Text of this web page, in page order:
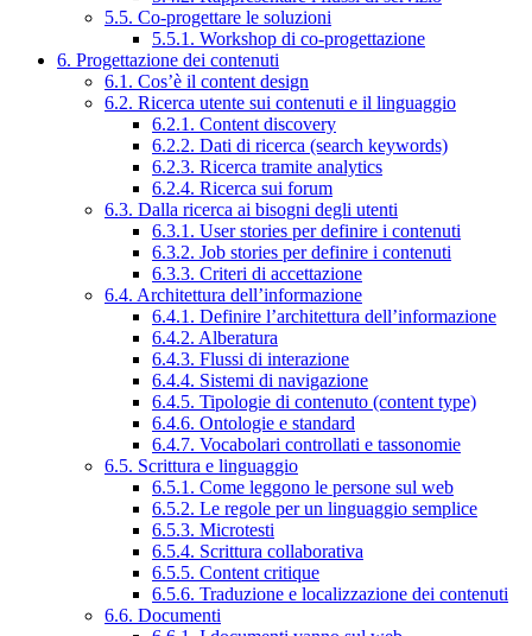
5.5. Co-progettare le soluzioni
5.5.1. Workshop di co-progettazione
6. Progettazione dei contenuti
6.1. Cos’è il content design
6.2. Ricerca utente sui contenuti e il linguaggio
6.2.1. Content discovery
6.2.2. Dati di ricerca (search keywords)
6.2.3. Ricerca tramite analytics
6.2.4. Ricerca sui forum
6.3. Dalla ricerca ai bisogni degli utenti
6.3.1. User stories per definire i contenuti
6.3.2. Job stories per definire i contenuti
6.3.3. Criteri di accettazione
6.4. Architettura dell’informazione
6.4.1. Definire l’architettura dell’informazione
6.4.2. Alberatura
6.4.3. Flussi di interazione
6.4.4. Sistemi di navigazione
6.4.5. Tipologie di contenuto (content type)
6.4.6. Ontologie e standard
6.4.7. Vocabolari controllati e tassonomie
6.5. Scrittura e linguaggio
6.5.1. Come leggono le persone sul web
6.5.2. Le regole per un linguaggio semplice
6.5.3. Microtesti
6.5.4. Scrittura collaborativa
6.5.5. Content critique
6.5.6. Traduzione e localizzazione dei contenuti
6.6. Documenti